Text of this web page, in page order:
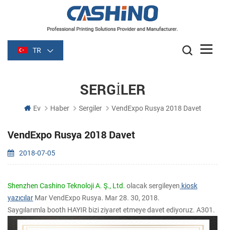
TR
SERGILER
Ev Haber Sergiler VendExpo Rusya 2018 Davet
VendExpo Rusya 2018 Davet
2018-07-05
Shenzhen Cashino Teknoloji A. Ş., Ltd. olacak sergileyen kiosk
yazıcılar Mar VendExpo Rusya. Mar 28. 30, 2018.
Saygılarımla booth HAYIR bizi ziyaret etmeye davet ediyoruz. A301.